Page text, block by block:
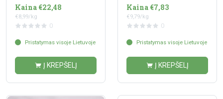
Kaina €22,48
€8,99/kg
0
Pristatymas visoje Lietuvoje
Į KREPŠELĮ
Kaina €7,83
€9,79/kg
0
Pristatymas visoje Lietuvoje
Į KREPŠELĮ